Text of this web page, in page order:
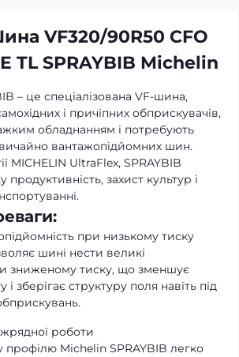
VF320/90R50 CFO
TL SPRAYBIB Michelin
– це спеціалізована VF-шина,
і причіпних обприскувачів,
обладнанням і потребують
вантажопідйомних шин.
MICHELIN UltraFlex, SPRAYBIB
продуктивність, захист культур і
при низькому тиску
шині нести великі
зниженому тиску, що зменшує
і зберігає структуру поля навіть під
роботи
профілю Michelin SPRAYBIB легко